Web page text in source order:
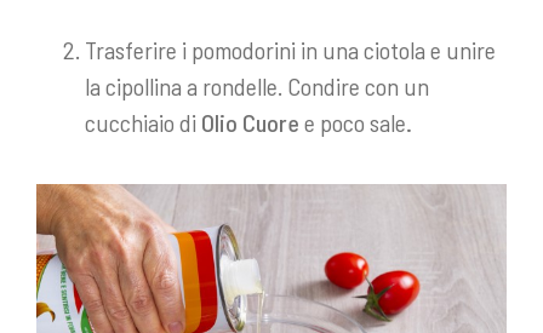
Trasferire i pomodorini in una ciotola e unire
la cipollina a rondelle. Condire con un
cucchiaio di Olio Cuore e poco sale.